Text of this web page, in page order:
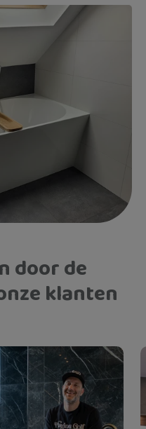
door de
klanten